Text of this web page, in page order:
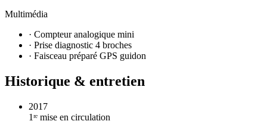
Multimédia
· Compteur analogique mini
· Prise diagnostic 4 broches
· Faisceau préparé GPS guidon
Historique & entretien
2017
1ʳᵉ mise en circulation